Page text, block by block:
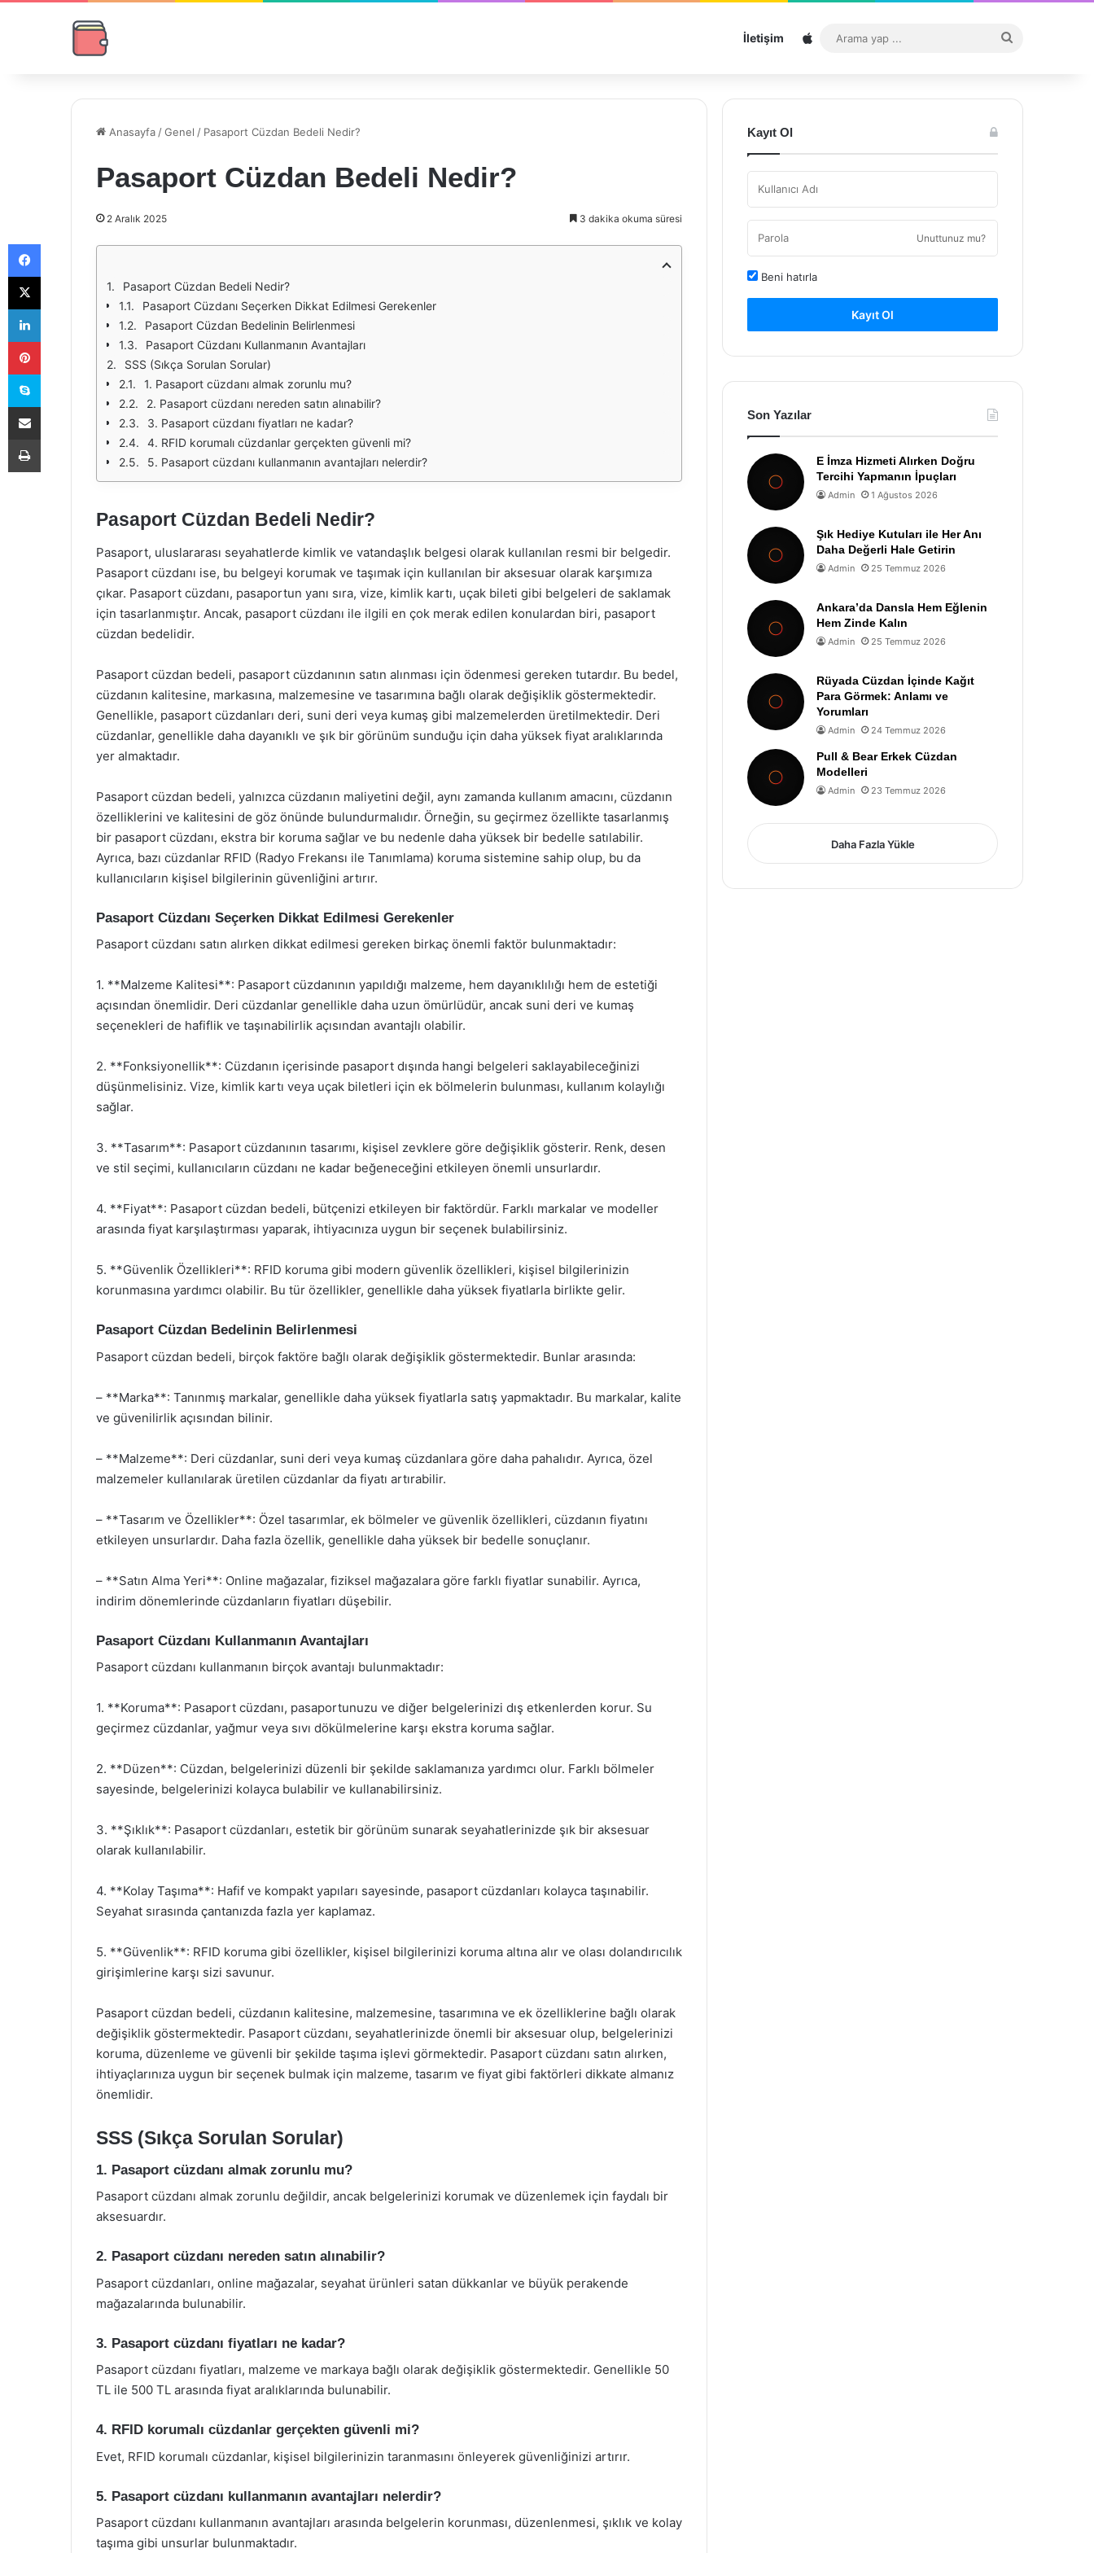
İletişim Sitemap
...
Anasayfa /Genel / Pasaport Cüzdan Bedeli Nedir?
Pasaport Cüzdan Bedeli Nedir?
2 Aralık 2025 3 dakika okuma süresi
Pasaport Cüzdan Bedeli Nedir?
Pasaport Cüzdanı Seçerken Dikkat Edilmesi Gerekenler
Pasaport Cüzdan Bedelinin Belirlenmesi
Pasaport Cüzdanı Kullanmanın Avantajları
SSS (Sıkça Sorulan Sorular)
1. Pasaport cüzdanı almak zorunlu mu?
2. Pasaport cüzdanı nereden satın alınabilir?
3. Pasaport cüzdanı fiyatları ne kadar?
4. RFID korumalı cüzdanlar gerçekten güvenli mi?
5. Pasaport cüzdanı kullanmanın avantajları nelerdir?
Pasaport Cüzdan Bedeli Nedir?
Pasaport, uluslararası seyahatlerde kimlik ve vatandaşlık belgesi olarak kullanılan resmi bir belgedir.
Pasaport cüzdanı ise, bu belgeyi korumak ve taşımak için kullanılan bir aksesuar olarak karşımıza
çıkar. Pasaport cüzdanı, pasaportun yanı sıra, vize, kimlik kartı, uçak bileti gibi belgeleri de saklamak
için tasarlanmıştır. Ancak, pasaport cüzdanı ile ilgili en çok merak edilen konulardan biri, pasaport
cüzdan bedelidir.
Pasaport cüzdan bedeli, pasaport cüzdanının satın alınması için ödenmesi gereken tutardır. Bu bedel,
cüzdanın kalitesine, markasına, malzemesine ve tasarımına bağlı olarak değişiklik göstermektedir.
Genellikle, pasaport cüzdanları deri, suni deri veya kumaş gibi malzemelerden üretilmektedir. Deri
cüzdanlar, genellikle daha dayanıklı ve şık bir görünüm sunduğu için daha yüksek fiyat aralıklarında
yer almaktadır.
Pasaport cüzdan bedeli, yalnızca cüzdanın maliyetini değil, aynı zamanda kullanım amacını, cüzdanın
özelliklerini ve kalitesini de göz önünde bulundurmalıdır. Örneğin, su geçirmez özellikte tasarlanmış
bir pasaport cüzdanı, ekstra bir koruma sağlar ve bu nedenle daha yüksek bir bedelle satılabilir.
Ayrıca, bazı cüzdanlar RFID (Radyo Frekansı ile Tanımlama) koruma sistemine sahip olup, bu da
kullanıcıların kişisel bilgilerinin güvenliğini artırır.
Pasaport Cüzdanı Seçerken Dikkat Edilmesi Gerekenler
Pasaport cüzdanı satın alırken dikkat edilmesi gereken birkaç önemli faktör bulunmaktadır:
1. **Malzeme Kalitesi**: Pasaport cüzdanının yapıldığı malzeme, hem dayanıklılığı hem de estetiği
açısından önemlidir. Deri cüzdanlar genellikle daha uzun ömürlüdür, ancak suni deri ve kumaş
seçenekleri de hafiflik ve taşınabilirlik açısından avantajlı olabilir.
2. **Fonksiyonellik**: Cüzdanın içerisinde pasaport dışında hangi belgeleri saklayabileceğinizi
düşünmelisiniz. Vize, kimlik kartı veya uçak biletleri için ek bölmelerin bulunması, kullanım kolaylığı
sağlar.
3. **Tasarım**: Pasaport cüzdanının tasarımı, kişisel zevklere göre değişiklik gösterir. Renk, desen
ve stil seçimi, kullanıcıların cüzdanı ne kadar beğeneceğini etkileyen önemli unsurlardır.
4. **Fiyat**: Pasaport cüzdan bedeli, bütçenizi etkileyen bir faktördür. Farklı markalar ve modeller
arasında fiyat karşılaştırması yaparak, ihtiyacınıza uygun bir seçenek bulabilirsiniz.
5. **Güvenlik Özellikleri**: RFID koruma gibi modern güvenlik özellikleri, kişisel bilgilerinizin
korunmasına yardımcı olabilir. Bu tür özellikler, genellikle daha yüksek fiyatlarla birlikte gelir.
Pasaport Cüzdan Bedelinin Belirlenmesi
Pasaport cüzdan bedeli, birçok faktöre bağlı olarak değişiklik göstermektedir. Bunlar arasında:
– **Marka**: Tanınmış markalar, genellikle daha yüksek fiyatlarla satış yapmaktadır. Bu markalar, kalite
ve güvenilirlik açısından bilinir.
– **Malzeme**: Deri cüzdanlar, suni deri veya kumaş cüzdanlara göre daha pahalıdır. Ayrıca, özel
malzemeler kullanılarak üretilen cüzdanlar da fiyatı artırabilir.
– **Tasarım ve Özellikler**: Özel tasarımlar, ek bölmeler ve güvenlik özellikleri, cüzdanın fiyatını
etkileyen unsurlardır. Daha fazla özellik, genellikle daha yüksek bir bedelle sonuçlanır.
– **Satın Alma Yeri**: Online mağazalar, fiziksel mağazalara göre farklı fiyatlar sunabilir. Ayrıca,
indirim dönemlerinde cüzdanların fiyatları düşebilir.
Pasaport Cüzdanı Kullanmanın Avantajları
Pasaport cüzdanı kullanmanın birçok avantajı bulunmaktadır:
1. **Koruma**: Pasaport cüzdanı, pasaportunuzu ve diğer belgelerinizi dış etkenlerden korur. Su
geçirmez cüzdanlar, yağmur veya sıvı dökülmelerine karşı ekstra koruma sağlar.
2. **Düzen**: Cüzdan, belgelerinizi düzenli bir şekilde saklamanıza yardımcı olur. Farklı bölmeler
sayesinde, belgelerinizi kolayca bulabilir ve kullanabilirsiniz.
3. **Şıklık**: Pasaport cüzdanları, estetik bir görünüm sunarak seyahatlerinizde şık bir aksesuar
olarak kullanılabilir.
4. **Kolay Taşıma**: Hafif ve kompakt yapıları sayesinde, pasaport cüzdanları kolayca taşınabilir.
Seyahat sırasında çantanızda fazla yer kaplamaz.
5. **Güvenlik**: RFID koruma gibi özellikler, kişisel bilgilerinizi koruma altına alır ve olası dolandırıcılık
girişimlerine karşı sizi savunur.
Pasaport cüzdan bedeli, cüzdanın kalitesine, malzemesine, tasarımına ve ek özelliklerine bağlı olarak
değişiklik göstermektedir. Pasaport cüzdanı, seyahatlerinizde önemli bir aksesuar olup, belgelerinizi
koruma, düzenleme ve güvenli bir şekilde taşıma işlevi görmektedir. Pasaport cüzdanı satın alırken,
ihtiyaçlarınıza uygun bir seçenek bulmak için malzeme, tasarım ve fiyat gibi faktörleri dikkate almanız
önemlidir.
SSS (Sıkça Sorulan Sorular)
1. Pasaport cüzdanı almak zorunlu mu?
Pasaport cüzdanı almak zorunlu değildir, ancak belgelerinizi korumak ve düzenlemek için faydalı bir
aksesuardır.
2. Pasaport cüzdanı nereden satın alınabilir?
Pasaport cüzdanları, online mağazalar, seyahat ürünleri satan dükkanlar ve büyük perakende
mağazalarında bulunabilir.
3. Pasaport cüzdanı fiyatları ne kadar?
Pasaport cüzdanı fiyatları, malzeme ve markaya bağlı olarak değişiklik göstermektedir. Genellikle 50
TL ile 500 TL arasında fiyat aralıklarında bulunabilir.
4. RFID korumalı cüzdanlar gerçekten güvenli mi?
Evet, RFID korumalı cüzdanlar, kişisel bilgilerinizin taranmasını önleyerek güvenliğinizi artırır.
5. Pasaport cüzdanı kullanmanın avantajları nelerdir?
Pasaport cüzdanı kullanmanın avantajları arasında belgelerin korunması, düzenlenmesi, şıklık ve kolay
taşıma gibi unsurlar bulunmaktadır.
Kayıt Ol
Unuttunuz mu?
Beni hatırla
Kayıt Ol
Son Yazılar
E İmza Hizmeti Alırken Doğru
Tercihi Yapmanın İpuçları
Admin 1 Ağustos 2026
Şık Hediye Kutuları ile Her Anı
Daha Değerli Hale Getirin
Admin 25 Temmuz 2026
Ankara’da Dansla Hem Eğlenin
Hem Zinde Kalın
Admin 25 Temmuz 2026
Rüyada Cüzdan İçinde Kağıt
Para Görmek: Anlamı ve
Yorumları
Admin 24 Temmuz 2026
Pull & Bear Erkek Cüzdan
Modelleri
Admin 23 Temmuz 2026
Daha Fazla Yükle
Facebook
X
LinkedIn
Pinterest
Skype
E-Posta ile paylaş